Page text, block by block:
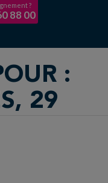
?
88 00
:
29